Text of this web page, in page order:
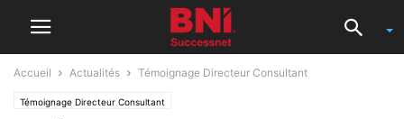
Accueil Actualités Témoignage Directeur Consultant
Témoignage Directeur Consultant